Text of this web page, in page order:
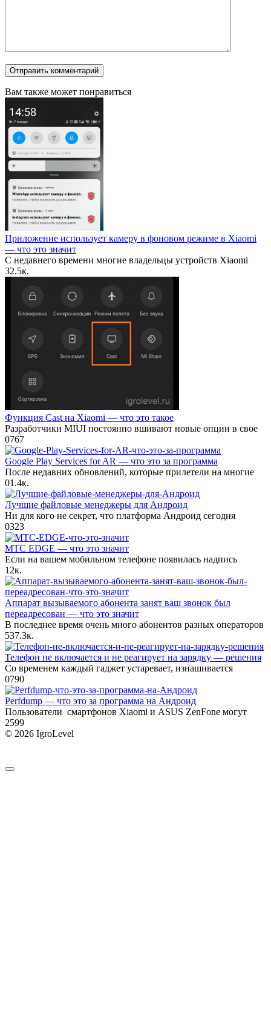
Вам также может понравиться
Приложение использует камеру в фоновом режиме в Xiaomi
— что это значит
С недавнего времени многие владельцы устройств Xiaomi
32.5к.
Функция Cast на Xiaomi — что это такое
Разработчики MIUI постоянно вшивают новые опции в свое
0767
Google Play Services for AR — что это за программа
После недавних обновлений, которые прилетели на многие
01.4к.
Лучшие файловые менеджеры для Андроид
Ни для кого не секрет, что платформа Андроид сегодня
0323
МТС EDGE — что это значит
Если на вашем мобильном телефоне появилась надпись
1 2к.
Аппарат вызываемого абонента занят ваш звонок был
переадресован — что это значит
В последнее время очень много абонентов разных операторов
537.3к.
Телефон не включается и не реагирует на зарядку — решения
Со временем каждый гаджет устаревает, изнашивается
0790
Perfdump — что это за программа на Андроид
Пользователи смартфонов Xiaomi и ASUS ZenFone могут
2599
© 2026 IgroLevel